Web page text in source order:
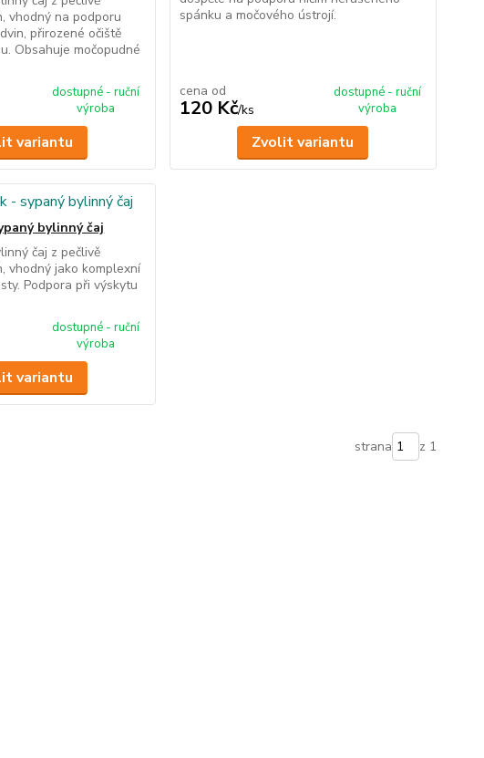
vhodný na podporu
přirozené očiště
Obsahuje močopudné
dostupné - ruční
výroba
variantu
spánku a močového ústrojí.
cena od
120 Kč/ks
dostupné - ruční
výroba
Zvolit variantu
bylinný čaj
čaj z pečlivě
vhodný jako komplexní
Podpora při výskytu
dostupné - ruční
výroba
variantu
strana z 1